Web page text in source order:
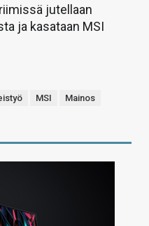
jutellaan
ja kasataan MSI
MSI
Mainos